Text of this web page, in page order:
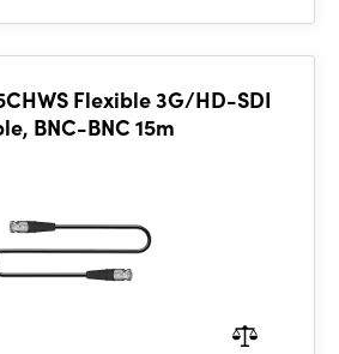
Flexible 3G/HD-SDI
BNC-BNC 15m